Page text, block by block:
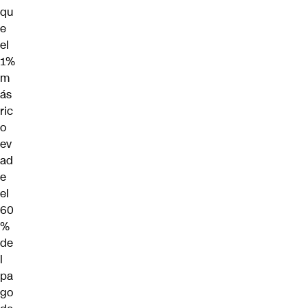
qu
e
el
1%
m
ás
ric
o
ev
ad
e
el
60
%
de
l
pa
go